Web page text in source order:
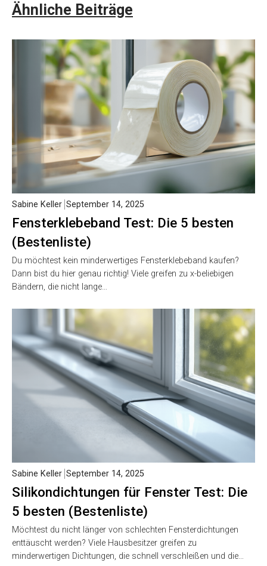
Ähnliche Beiträge
Fensterklebeband Test: Die 5 besten
(Bestenliste)
Sabine Keller September 14, 2025
Du möchtest kein minderwertiges Fensterklebeband kaufen?
Dann bist du hier genau richtig! Viele greifen zu x-beliebigen
Bändern, die nicht lange…
Silikondichtungen für Fenster Test: Die
5 besten (Bestenliste)
Sabine Keller September 14, 2025
Möchtest du nicht länger von schlechten Fensterdichtungen
enttäuscht werden? Viele Hausbesitzer greifen zu
minderwertigen Dichtungen, die schnell verschleißen und die…